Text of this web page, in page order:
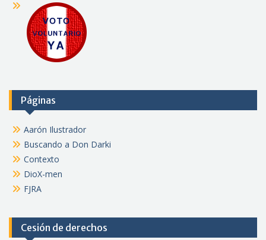
Páginas
Aarón Ilustrador
Buscando a Don Darki
Contexto
DioX-men
FJRA
Cesión de derechos